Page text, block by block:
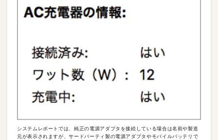
システムレポートでは、純正の電源アダプタを接続している場合は名前や製造
元が表示されますが、サードパーティ製の電源アダプタやモバイルバッテリで